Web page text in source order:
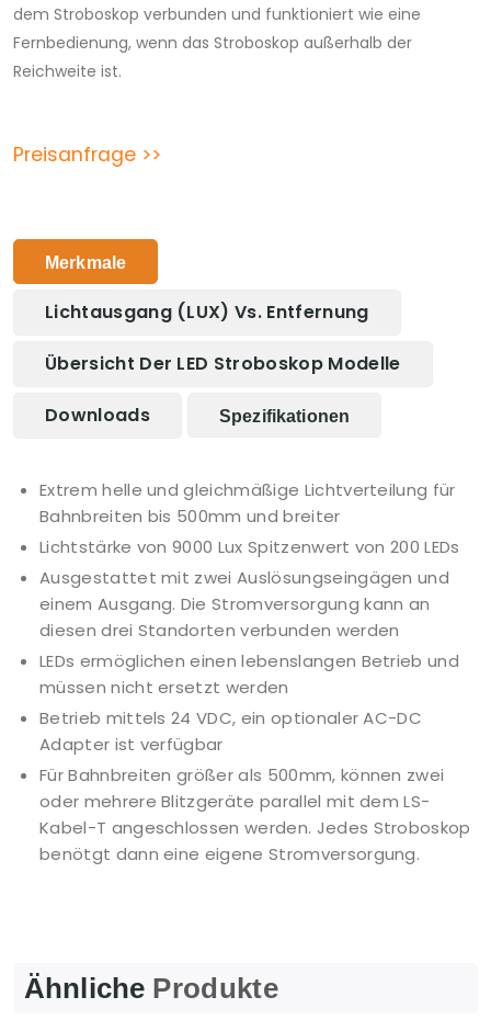
dem Stroboskop verbunden und funktioniert wie eine
Fernbedienung, wenn das Stroboskop außerhalb der
Reichweite ist.
Preisanfrage >>
Merkmale
Lichtausgang (LUX) Vs. Entfernung
Übersicht Der LED Stroboskop Modelle
Downloads Spezifikationen
Extrem helle und gleichmäßige Lichtverteilung für
Bahnbreiten bis 500mm und breiter
Lichtstärke von 9000 Lux Spitzenwert von 200 LEDs
Ausgestattet mit zwei Auslösungseingägen und
einem Ausgang. Die Stromversorgung kann an
diesen drei Standorten verbunden werden
LEDs ermöglichen einen lebenslangen Betrieb und
müssen nicht ersetzt werden
Betrieb mittels 24 VDC, ein optionaler AC-DC
Adapter ist verfügbar
Für Bahnbreiten größer als 500mm, können zwei
oder mehrere Blitzgeräte parallel mit dem LS-
Kabel-T angeschlossen werden. Jedes Stroboskop
benötgt dann eine eigene Stromversorgung.
Ähnliche Produkte